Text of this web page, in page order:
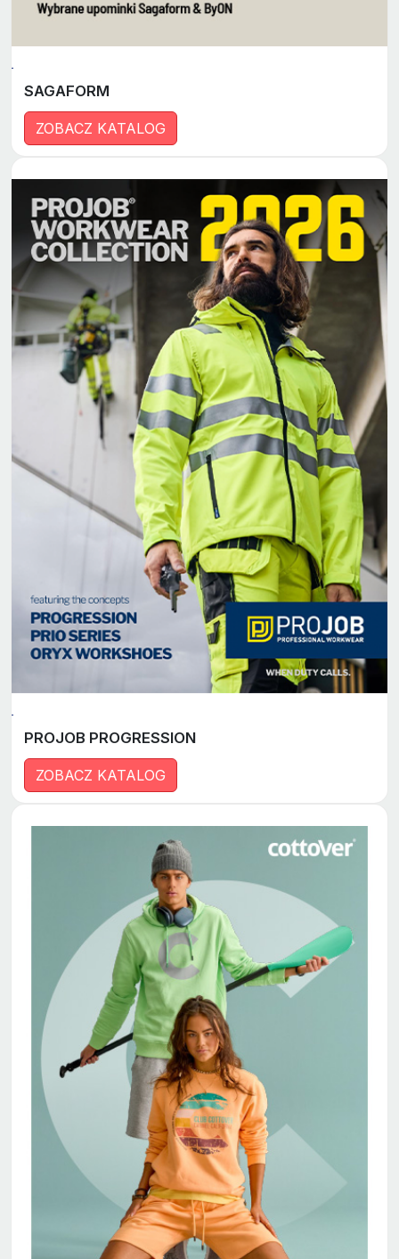
SAGAFORM
ZOBACZ KATALOG
PROJOB PROGRESSION
ZOBACZ KATALOG